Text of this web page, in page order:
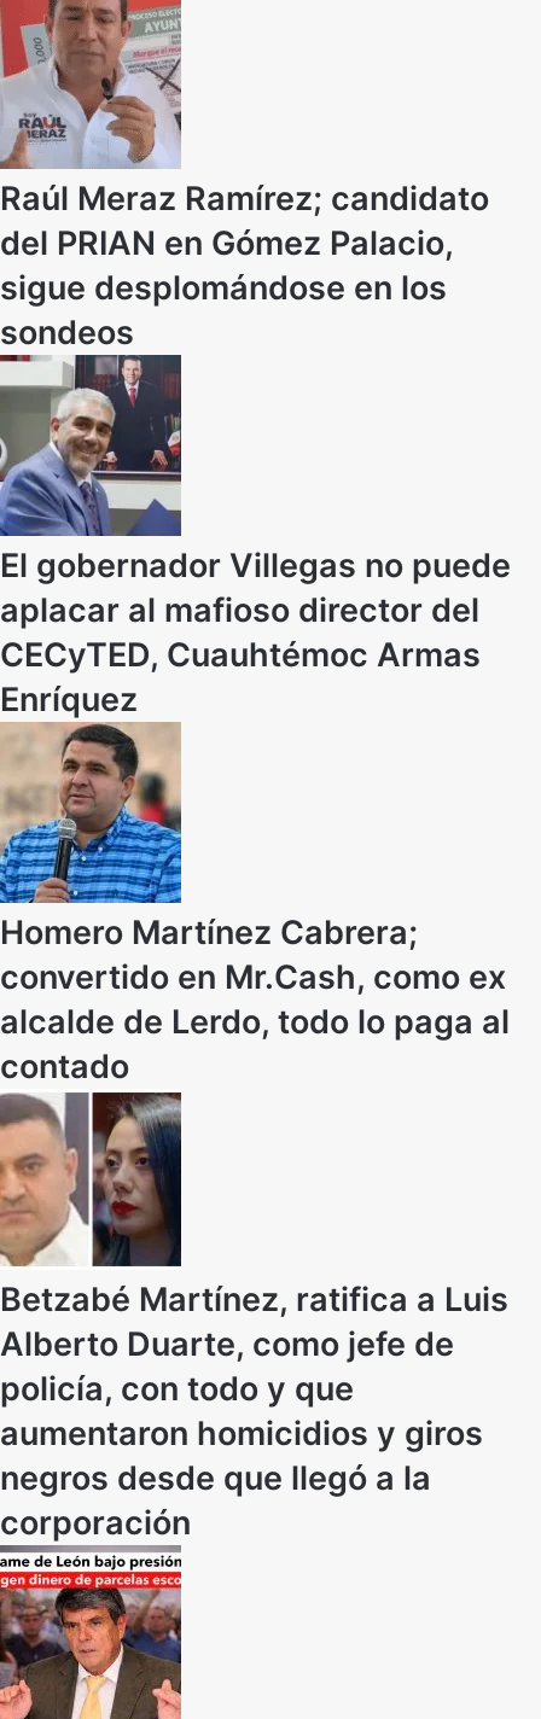
Raúl Meraz Ramírez; candidato
del PRIAN en Gómez Palacio,
sigue desplomándose en los
sondeos
El gobernador Villegas no puede
aplacar al mafioso director del
CECyTED, Cuauhtémoc Armas
Enríquez
Homero Martínez Cabrera;
convertido en Mr.Cash, como ex
alcalde de Lerdo, todo lo paga al
contado
Betzabé Martínez, ratifica a Luis
Alberto Duarte, como jefe de
policía, con todo y que
aumentaron homicidios y giros
negros desde que llegó a la
corporación